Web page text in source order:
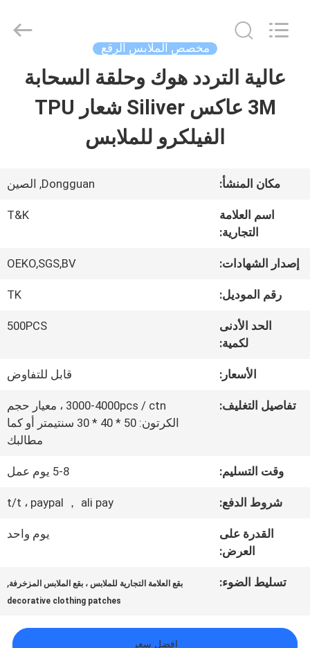
منزل
حول
جولة
المعمل
الجودة
أخبار
جميع
Garment
Accessories
Reserved.
مخصص الملابس الرقع
عالية التردد هوك وحلقة السحابة
3M عاكس Siliver شعار TPU
الفيلكرو للملابس
مكان المنشأ: Dongguan, الصين
اسم العلامة
التجارية:
T&K
إصدار الشهادات: OEKO,SGS,BV
رقم الموديل: TK
الحد الأدنى
لكمية:
500PCS
الأسعار: قابل للتفاوض
تفاصيل التغليف:
3000-4000pcs / ctn ، معيار حجم
الكرتون: 50 * 40 * 30 سنتيمتر أو كما
مطالبك
وقت التسليم: 5-8 يوم عمل
شروط الدفع: t/t ، paypal ， ali pay
القدرة على
العرض:
يوم واحد
تسليط الضوء: بقع العلامة التجارية للملابس ، بقع الملابس المزخرفة,
decorative clothing patches
افضل سعر